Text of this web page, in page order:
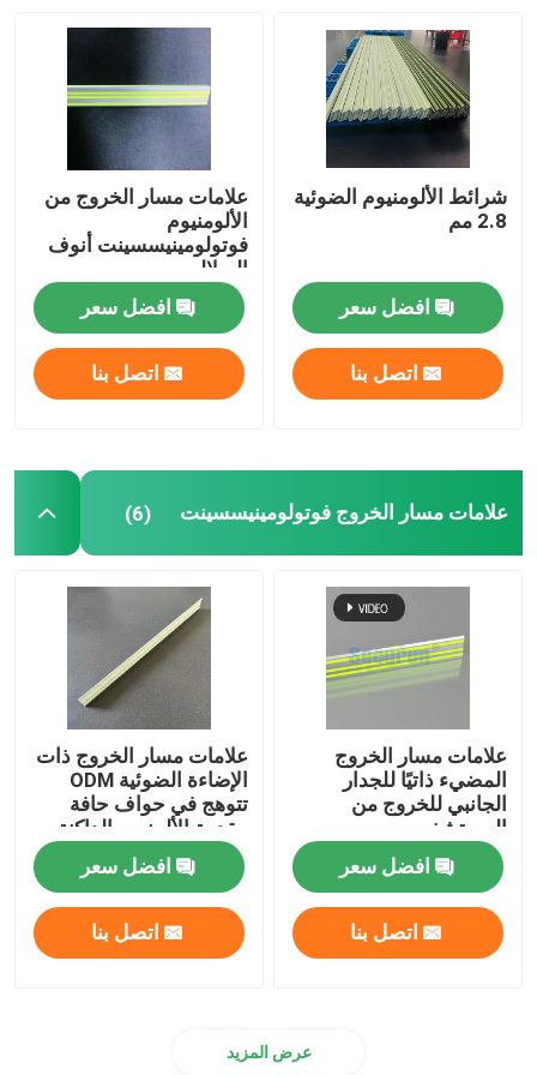
علامة عاكسة مخصصة
أرقام البيت العاكسة
شرائط الألومنيوم الضوئية
2.8 مم
افضل سعر
اتصل بنا
علامات مسار الخروج من
الألومنيوم
فوتولومينيسسينت أنوف
السلالم
افضل سعر
اتصل بنا
علامات مسار الخروج فوتولومينيسسينت (6)
علامات مسار الخروج
المضيء ذاتيًا للجدار
الجانبي للخروج من
المستشفى
افضل سعر
اتصل بنا
علامات مسار الخروج ذات
الإضاءة الضوئية ODM
تتوهج في حواف حافة
مقدمة الألمنيوم الداكنة
افضل سعر
اتصل بنا
عرض المزيد